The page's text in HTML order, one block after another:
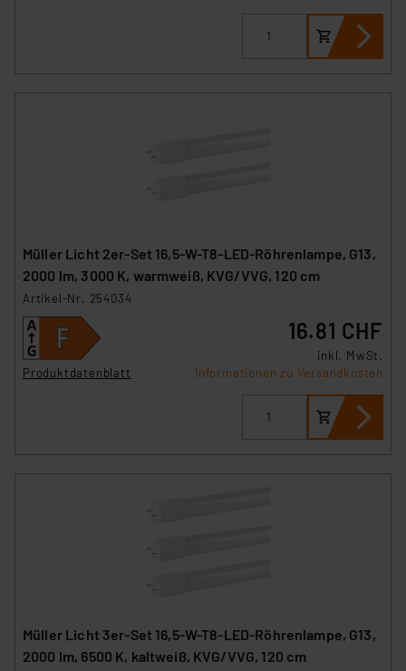
Müller Licht 2er-Set 16,5-W-T8-LED-Röhrenlampe, G13,
2000 lm, 3000 K, warmweiß, KVG/VVG, 120 cm
Artikel-Nr. 254034
Produktdatenblatt
16.81 CHF
inkl. MwSt.
Informationen zu Versandkosten
Müller Licht 3er-Set 16,5-W-T8-LED-Röhrenlampe, G13,
2000 lm, 6500 K, kaltweiß, KVG/VVG, 120 cm